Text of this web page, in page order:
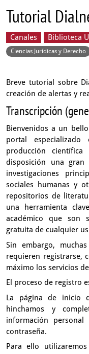
Tutorial
Canales Biblioteca
Ciencias Jurídicas y Derecho
Breve tutorial sobre
creación de alertas y
Transcripción
Bienvenidos a un
portal
producción
disposición una
investigaciones
sociales
humanas y
repositorios de
una herramienta
académico que son
gratuita de cualquier
Sin embargo,
requieren registrarse,
máximo los servicios
El proceso de registro
La página de inicio
hinchamos y
información personal
contraseña.
Para ello